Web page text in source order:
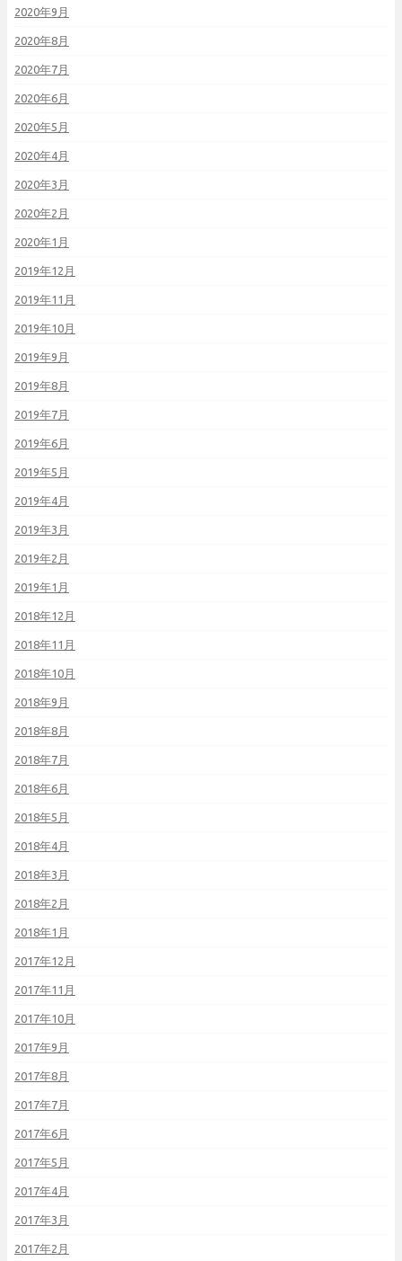
2020年9月
2020年8月
2020年7月
2020年6月
2020年5月
2020年4月
2020年3月
2020年2月
2020年1月
2019年12月
2019年11月
2019年10月
2019年9月
2019年8月
2019年7月
2019年6月
2019年5月
2019年4月
2019年3月
2019年2月
2019年1月
2018年12月
2018年11月
2018年10月
2018年9月
2018年8月
2018年7月
2018年6月
2018年5月
2018年4月
2018年3月
2018年2月
2018年1月
2017年12月
2017年11月
2017年10月
2017年9月
2017年8月
2017年7月
2017年6月
2017年5月
2017年4月
2017年3月
2017年2月